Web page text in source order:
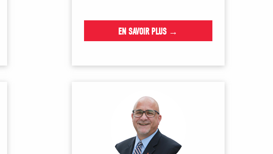
EN SAVOIR PLUS →